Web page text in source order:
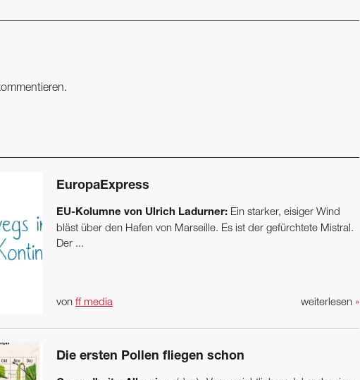
EuropaExpress
EU-Kolumne von Ulrich Ladurner: Ein starker, eisiger Wind
bläst über den Hafen von Marseille. Es ist der gefürchtete Mistral.
Der ...
weiterlesen »
von ff media
Die ersten Pollen fliegen schon